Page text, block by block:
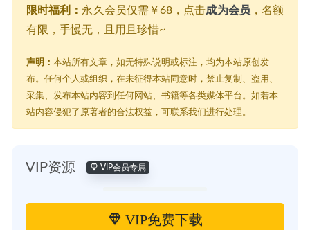
限时福利： 永久会员仅需￥68，点击成为会员 ，名额
有限，手慢无，且用且珍惜~
声明： 本站所有文章，如无特殊说明或标注，均为本站原创发
布。任何个人或组织，在未征得本站同意时，禁止复制、盗用、
采集、发布本站内容到任何网站、书籍等各类媒体平台。如若本
站内容侵犯了原著者的合法权益，可联系我们进行处理。
VIP资源 VIP会员专属
VIP免费下载